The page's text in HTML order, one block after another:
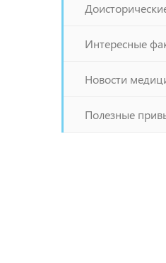
Интересные
Новости
Полезные